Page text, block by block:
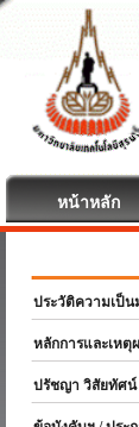
หน้าหลัก
ประวัติความเป็น
หลักการและเหตุ
ปรัชญา วิสัยทัศน์